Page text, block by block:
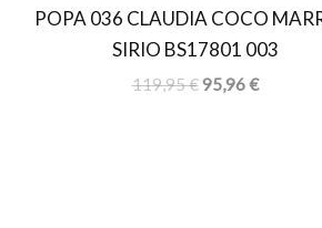
POPA 036 CLAUDIA COCO
SIRIO BS17801 003
119,95€
119,95 €.
95,96€
95,96 €.